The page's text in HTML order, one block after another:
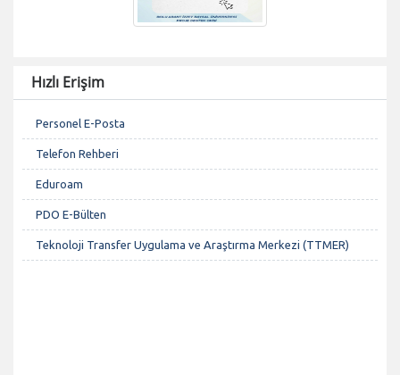
Hızlı Erişim
Personel E-Posta
Telefon Rehberi
Eduroam
PDO E-Bülten
Teknoloji Transfer Uygulama ve Araştırma Merkezi (TTMER)